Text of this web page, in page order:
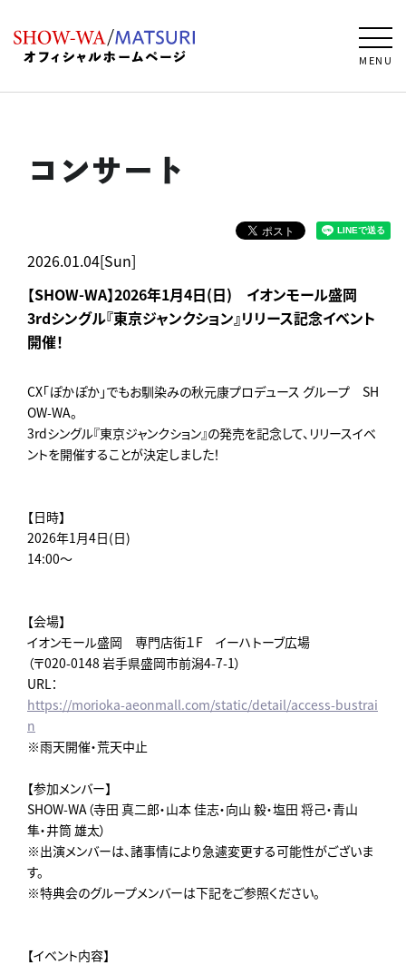
MENU
コンサート
2026.01.04[Sun]
【SHOW-WA】2026年1月4日(日) イオンモール盛岡
3rdシングル『東京ジャンクション』リリース記念イベント
開催！
CX「ぽかぽか」でもお馴染みの秋元康プロデュース グループ SH
OW-WA。
3rdシングル『東京ジャンクション』の発売を記念して、リリースイベ
ントを開催することが決定しました！
【日時】
2026年1月4日(日)
14:00～
【会場】
イオンモール盛岡 専門店街１F イーハトーブ広場
（〒020-0148 岩手県盛岡市前潟4-7-1）
URL：
https://morioka-aeonmall.com/static/detail/access-bustrai
n
※雨天開催・荒天中止
【参加メンバー】
SHOW-WA（寺田 真二郎・山本 佳志・向山 毅・塩田 将己・青山
隼・井筒 雄太）
※出演メンバーは、諸事情により急遽変更する可能性がございま
す。
※特典会のグループメンバーは下記をご参照ください。
【イベント内容】